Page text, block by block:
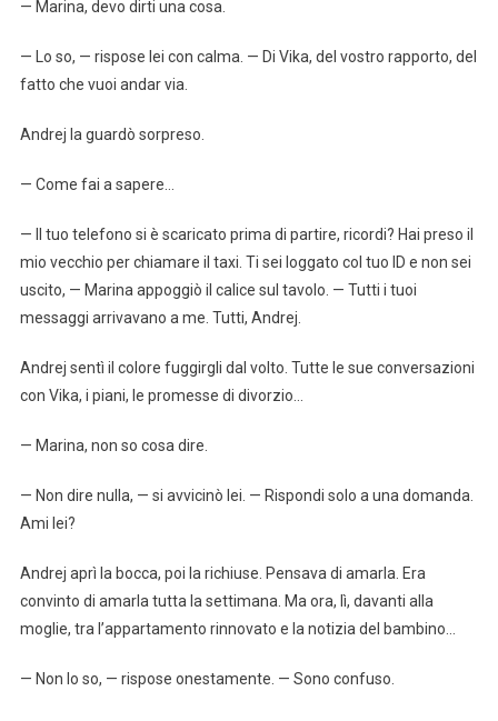
— Marina, devo dirti una cosa.
— Lo so, — rispose lei con calma. — Di Vika, del vostro rapporto, del
fatto che vuoi andar via.
Andrej la guardò sorpreso.
— Come fai a sapere…
— Il tuo telefono si è scaricato prima di partire, ricordi? Hai preso il
mio vecchio per chiamare il taxi. Ti sei loggato col tuo ID e non sei
uscito, — Marina appoggiò il calice sul tavolo. — Tutti i tuoi
messaggi arrivavano a me. Tutti, Andrej.
Andrej sentì il colore fuggirgli dal volto. Tutte le sue conversazioni
con Vika, i piani, le promesse di divorzio…
— Marina, non so cosa dire.
— Non dire nulla, — si avvicinò lei. — Rispondi solo a una domanda.
Ami lei?
Andrej aprì la bocca, poi la richiuse. Pensava di amarla. Era
convinto di amarla tutta la settimana. Ma ora, lì, davanti alla
moglie, tra l’appartamento rinnovato e la notizia del bambino…
— Non lo so, — rispose onestamente. — Sono confuso.